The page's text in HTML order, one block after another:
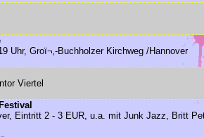
Uhr, Groï¬‚-Buchholzer Kirchweg /Hannover
Viertel
Eintritt 2 - 3 EUR, u.a. mit Junk Jazz, Britt